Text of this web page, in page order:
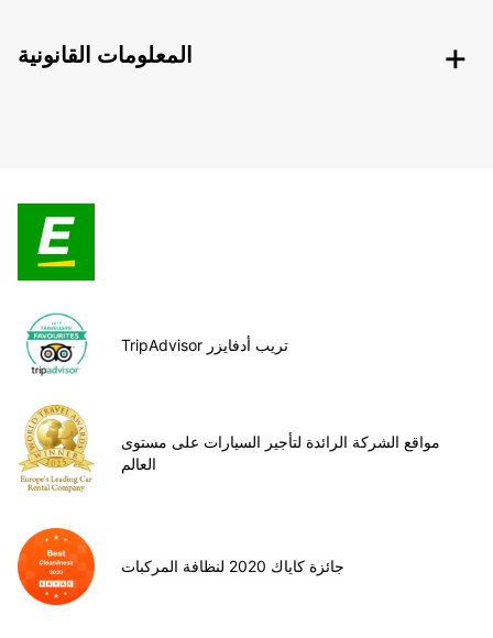
المعلومات القانونية
TripAdvisor تريب أدفايزر
مواقع الشركة الرائدة لتأجير السيارات على مستوى
العالم
جائزة كاياك 2020 لنظافة المركبات